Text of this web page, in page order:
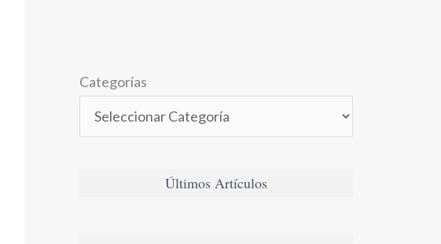
Categorías
Últimos Artículos